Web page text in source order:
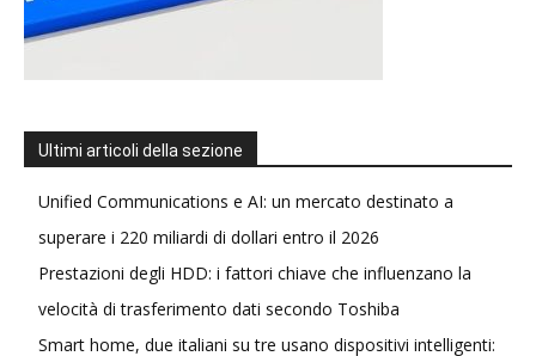
Ultimi articoli della sezione
Unified Communications e AI: un mercato destinato a
superare i 220 miliardi di dollari entro il 2026
Prestazioni degli HDD: i fattori chiave che influenzano la
velocità di trasferimento dati secondo Toshiba
Smart home, due italiani su tre usano dispositivi intelligenti: